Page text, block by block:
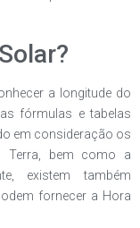
a longitude do
fórmulas e tabelas
em consideração os
Terra, bem como a
existem também
fornecer a Hora